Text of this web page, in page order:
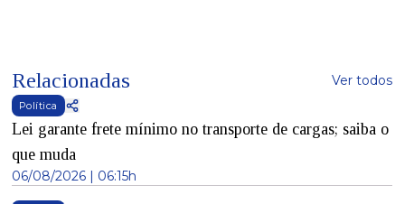
Relacionadas Ver todos
Política
Lei garante frete mínimo no transporte de cargas; saiba o
que muda
06/08/2026 | 06:15h